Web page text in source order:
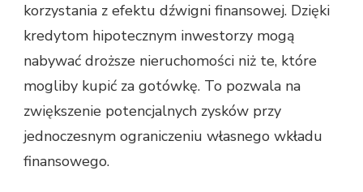
korzystania z efektu dźwigni finansowej. Dzięki
kredytom hipotecznym inwestorzy mogą
nabywać droższe nieruchomości niż te, które
mogliby kupić za gotówkę. To pozwala na
zwiększenie potencjalnych zysków przy
jednoczesnym ograniczeniu własnego wkładu
finansowego.